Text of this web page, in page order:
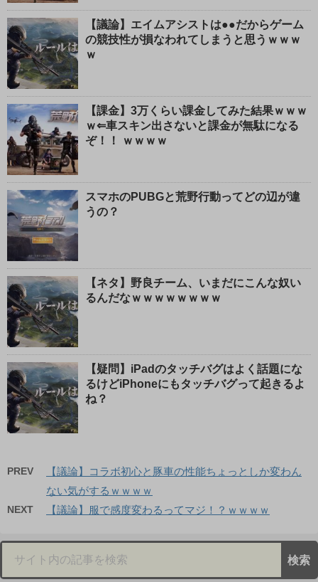
【議論】エイムアシストは●●だからゲーム
の競技性が損なわれてしまうと思うｗｗｗ
ｗ
【課金】3万くらい課金してみた結果ｗｗｗ
ｗ⇐車スキン出さないと課金が無駄になる
ぞ！！ ｗｗｗｗ
スマホのPUBGと荒野行動ってどの辺が違
うの？
【ネタ】野良チーム、いまだにこんな奴い
るんだなｗｗｗｗｗｗｗｗ
【疑問】iPadのタッチバグはよく話題にな
るけどiPhoneにもタッチバグって起きるよ
ね？
PREV
【議論】コラボ初心と豚車の性能ちょっとしか変わん
ない気がするｗｗｗｗ
NEXT 【議論】服で感度変わるってマジ！？ｗｗｗｗ